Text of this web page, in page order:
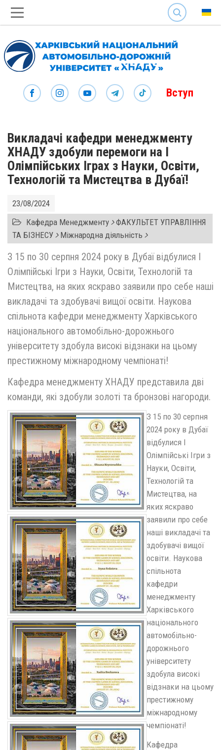
SEARCH
Вступ
Викладачі кафедри менеджменту
ХНАДУ здобули перемоги на I
Олімпійських Іграх з Науки, Освіти,
Технологій та Мистецтва в Дубаї!
23/08/2024
Кафедра Менеджменту ФАКУЛЬТЕТ УПРАВЛІННЯ
ТА БІЗНЕСУ Міжнародна діяльність
З 15 по 30 серпня 2024 року в Дубаї відбулися I
Олімпійські Ігри з Науки, Освіти, Технологій та
Мистецтва, на яких яскраво заявили про себе наші
викладачі та здобувачі вищої освіти. Наукова
спільнота кафедри менеджменту Харківського
національного автомобільно-дорожнього
університету здобула високі відзнаки на цьому
престижному міжнародному чемпіонаті!
Кафедра менеджменту ХНАДУ представила дві
команди, які здобули золоті та бронзові нагороди.
З 15 по 30 серпня
2024 року в Дубаї
відбулися I
Олімпійські Ігри з
Науки, Освіти,
Технологій та
Мистецтва, на
яких яскраво
заявили про себе
наші викладачі та
здобувачі вищої
освіти. Наукова
спільнота
кафедри
менеджменту
Харківського
національного
автомобільно-
дорожнього
університету
здобула високі
відзнаки на цьому
престижному
міжнародному
чемпіонаті!
Кафедра